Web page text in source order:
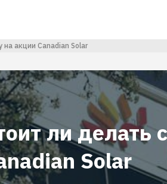
на акции Canadian Solar
ли делать
Solar